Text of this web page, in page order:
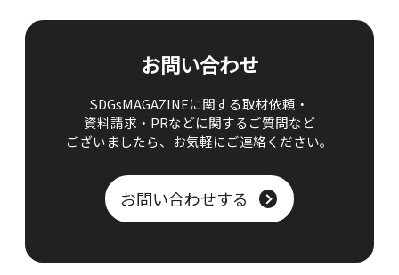
お問い合わせ
SDGsMAGAZINEに関する取材依頼・
資料請求・PRなどに関するご質問など
ございましたら、 お気軽にご連絡ください。
お問い合わせする